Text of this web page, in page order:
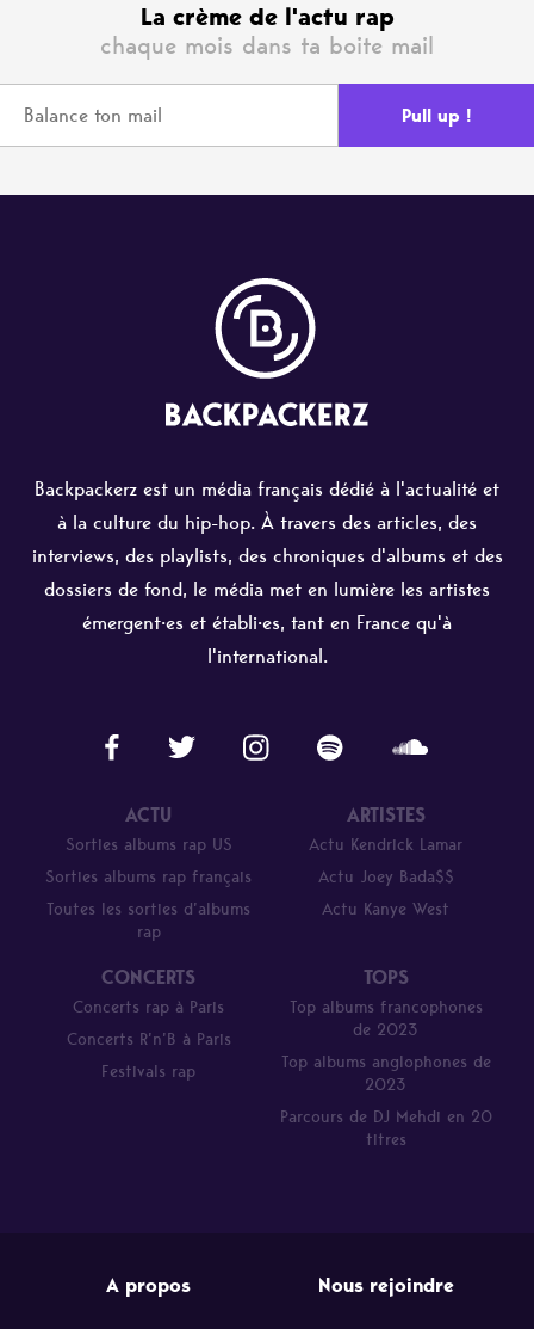
La crème de l'actu rap
chaque mois dans ta boite mail
Backpackerz est un média français dédié à l'actualité et
à la culture du hip-hop. À travers des articles, des
interviews, des playlists, des chroniques d'albums et des
dossiers de fond, le média met en lumière les artistes
émergent·es et établi·es, tant en France qu'à
l'international.
ACTU
Sorties albums rap US
Sorties albums rap français
Toutes les sorties d’albums
rap
ARTISTES
Actu Kendrick Lamar
Actu Joey Bada$$
Actu Kanye West
CONCERTS
Concerts rap à Paris
Concerts R’n’B à Paris
Festivals rap
TOPS
Top albums francophones
de 2023
Top albums anglophones de
2023
Parcours de DJ Mehdi en 20
titres
A propos Nous rejoindre